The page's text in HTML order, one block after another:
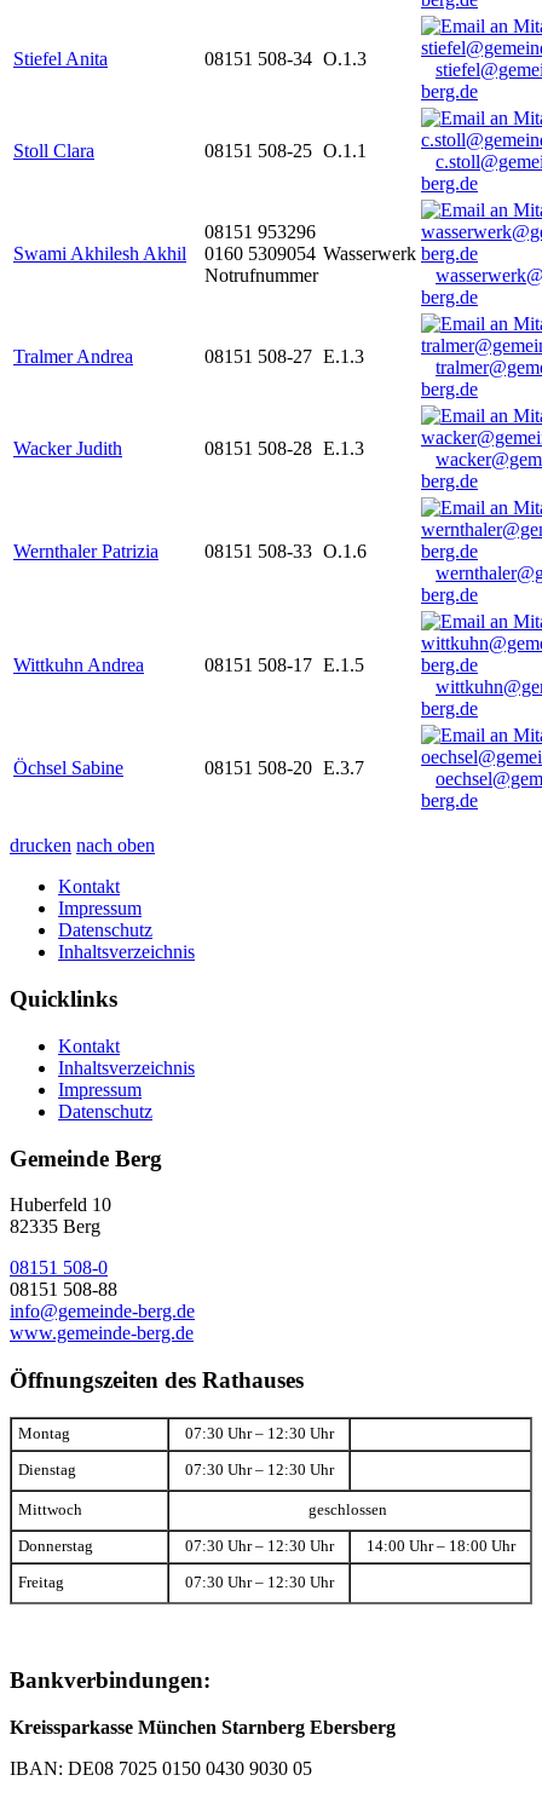
Stiefel Anita 08151 508-34 O.1.3
berg.de
Stoll Clara 08151 508-25 O.1.1
berg.de
Swami Akhilesh Akhil
08151 953296
0160 5309054
Notrufnummer
Wasserwerk
berg.de
Tralmer Andrea 08151 508-27 E.1.3
berg.de
Wacker Judith 08151 508-28 E.1.3
berg.de
Wernthaler Patrizia 08151 508-33 O.1.6
berg.de
Wittkuhn Andrea 08151 508-17 E.1.5
berg.de
Öchsel Sabine 08151 508-20 E.3.7
berg.de
drucken nach oben
Kontakt
Impressum
Datenschutz
Inhaltsverzeichnis
Quicklinks
Kontakt
Inhaltsverzeichnis
Impressum
Datenschutz
Gemeinde Berg
Huberfeld 10
82335 Berg
08151 508-0
08151 508-88
info@gemeinde-berg.de
www.gemeinde-berg.de
Öffnungszeiten des Rathauses
Montag 07:30 Uhr – 12:30 Uhr
Dienstag 07:30 Uhr – 12:30 Uhr
Mittwoch geschlossen
Donnerstag 07:30 Uhr – 12:30 Uhr 14:00 Uhr – 18:00 Uhr
Freitag 07:30 Uhr – 12:30 Uhr
Bankverbindungen:
Kreissparkasse München Starnberg Ebersberg
IBAN: DE08 7025 0150 0430 9030 05